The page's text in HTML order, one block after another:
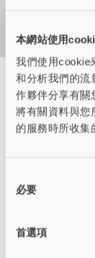
本網站使用
我們使用cookie
和分析我們的流
作夥伴分享有關
將有關資料與您
的服務時所收集
必要
首選項
外壳